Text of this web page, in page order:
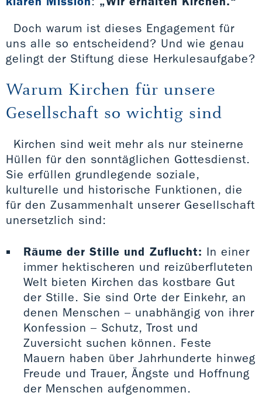
Doch warum ist dieses Engagement für
uns alle so entscheidend? Und wie genau
gelingt der Stiftung diese Herkulesaufgabe?
Warum Kirchen für unsere
Gesellschaft so wichtig sind
Kirchen sind weit mehr als nur steinerne
Hüllen für den sonntäglichen Gottesdienst.
Sie erfüllen grundlegende soziale,
kulturelle und historische Funktionen, die
für den Zusammenhalt unserer Gesellschaft
unersetzlich sind:
Räume der Stille und Zuflucht: In einer
immer hektischeren und reizüberfluteten
Welt bieten Kirchen das kostbare Gut
der Stille. Sie sind Orte der Einkehr, an
denen Menschen – unabhängig von ihrer
Konfession – Schutz, Trost und
Zuversicht suchen können. Feste
Mauern haben über Jahrhunderte hinweg
Freude und Trauer, Ängste und Hoffnung
der Menschen aufgenommen.